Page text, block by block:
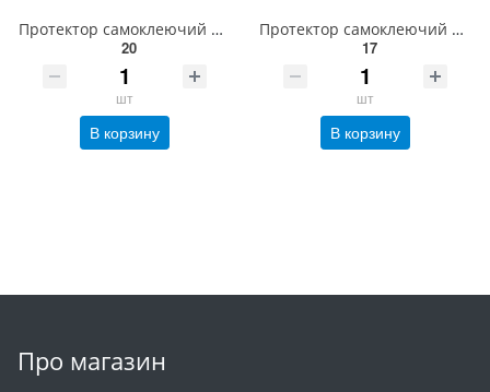
Протектор самоклеючий повстяний VOREL 100х120мм. (білий) [60/720] 74849
20
шт
В корзину
Протектор самоклеючий антиковзкий VOREL, 40мм, набір 4шт. (білі) [60/720] 74835
17
шт
В корзину
Про магазин